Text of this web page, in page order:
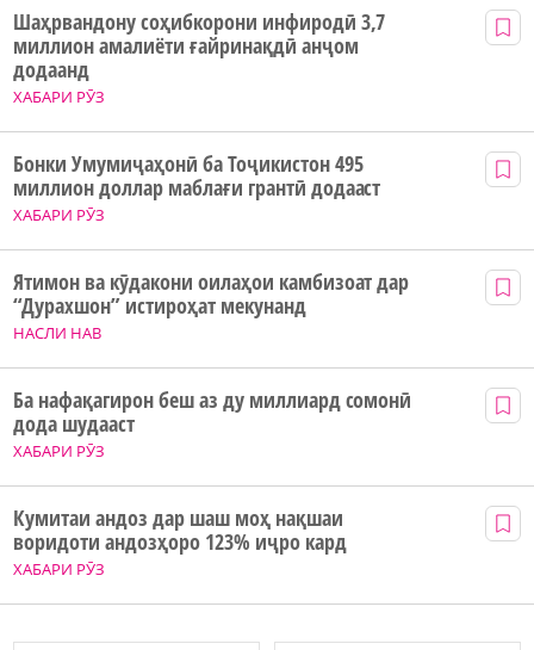
ХАБАРИ РӮЗ
Шаҳрвандону соҳибкорони инфиродӣ 3,7
миллион амалиёти ғайринақдӣ анҷом
додаанд
ХАБАРИ РӮЗ
Бонки Умумиҷаҳонӣ ба Тоҷикистон 495
миллион доллар маблағи грантӣ додааст
НАСЛИ НАВ
Ятимон ва кӯдакони оилаҳои камбизоат дар
“Дурахшон” истироҳат мекунанд
ХАБАРИ РӮЗ
Ба нафақагирон беш аз ду миллиард сомонӣ
дода шудааст
ХАБАРИ РӮЗ
Кумитаи андоз дар шаш моҳ нақшаи
воридоти андозҳоро 123% иҷро кард